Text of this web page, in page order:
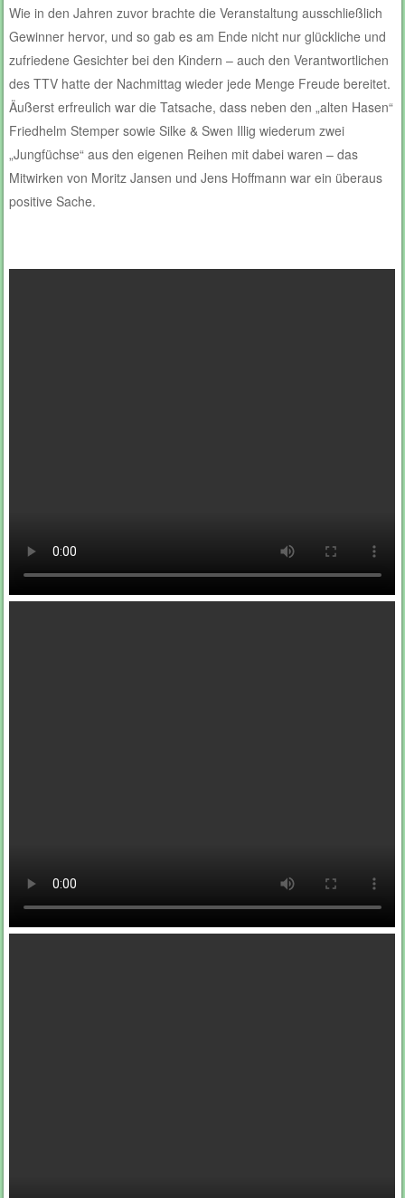
Wie in den Jahren zuvor brachte die Veranstaltung ausschließlich
Gewinner hervor, und so gab es am Ende nicht nur glückliche und
zufriedene Gesichter bei den Kindern – auch den Verantwortlichen
des TTV hatte der Nachmittag wieder jede Menge Freude bereitet.
Äußerst erfreulich war die Tatsache, dass neben den „alten Hasen“
Friedhelm Stemper sowie Silke & Swen Illig wiederum zwei
„Jungfüchse“ aus den eigenen Reihen mit dabei waren – das
Mitwirken von Moritz Jansen und Jens Hoffmann war ein überaus
positive Sache.